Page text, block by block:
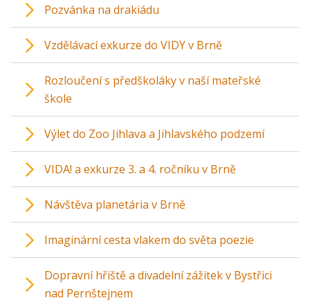
Pozvánka na drakiádu
Vzdělávací exkurze do VIDY v Brně
Rozloučení s předškoláky v naší mateřské
škole
Výlet do Zoo Jihlava a Jihlavského podzemí
VIDA! a exkurze 3. a 4. ročníku v Brně
Návštěva planetária v Brně
Imaginární cesta vlakem do světa poezie
Dopravní hřiště a divadelní zážitek v Bystřici
nad Pernštejnem